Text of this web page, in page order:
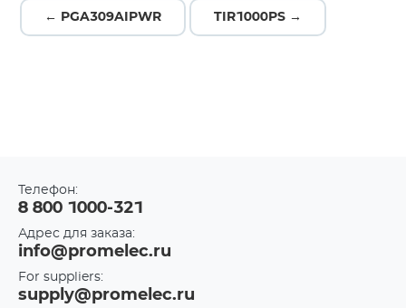
← PGA309AIPWR TIR1000PS →
Телефон:
8 800 1000-321
Адрес для заказа:
info@promelec.ru
For suppliers:
supply@promelec.ru